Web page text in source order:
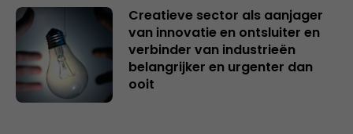
Creatieve sector als aanjager
van innovatie en ontsluiter en
verbinder van industrieën
belangrijker en urgenter dan
ooit